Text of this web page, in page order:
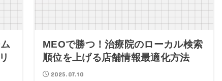
MEOで勝つ！治療院のローカル検索
順位を上げる店舗情報最適化方法
2025.07.10